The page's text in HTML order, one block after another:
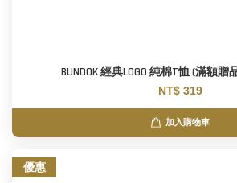
BUNDOK 經典LOGO 純棉T恤 (滿額
NT$ 319
加入購物車
優惠